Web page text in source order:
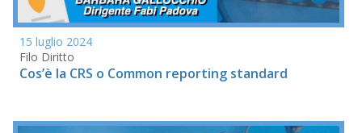
15 luglio 2024
Filo Diritto
Cos’è la CRS o Common reporting standard